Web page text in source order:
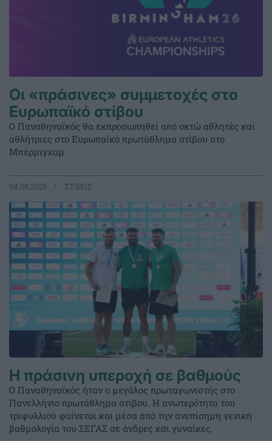
Οι «πράσινες» συμμετοχές στο
Ευρωπαϊκό στίβου
Ο Παναθηναϊκός θα εκπροσωπηθεί από οκτώ αθλητές και
αθλήτριες στο Ευρωπαϊκό πρωτάθλημα στίβου στο
Μπέρμιγχαμ.
04.08.2026 ΣΤΙΒΟΣ
Η πράσινη υπεροχή σε βαθμούς
Ο Παναθηναϊκός ήταν ο μεγάλος πρωταγωνιστής στο
Πανελλήνιο πρωτάθλημα στίβου. Η ανωτερότητα του
τριφυλλιού φαίνεται και μέσα από την ανεπίσημη γενική
βαθμολογία του ΣΕΓΑΣ σε άνδρες και γυναίκες.